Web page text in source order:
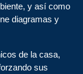
y así como
diagramas y
de la casa,
sus